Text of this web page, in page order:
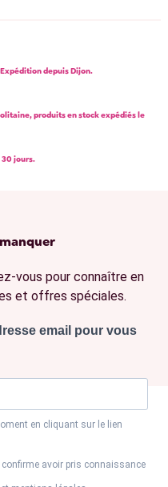
depuis Dijon.
produits en stock expédiés le
30 jours.
vous pour connaître en
et offres spéciales.
email pour vous
en cliquant sur le lien
avoir pris connaissance